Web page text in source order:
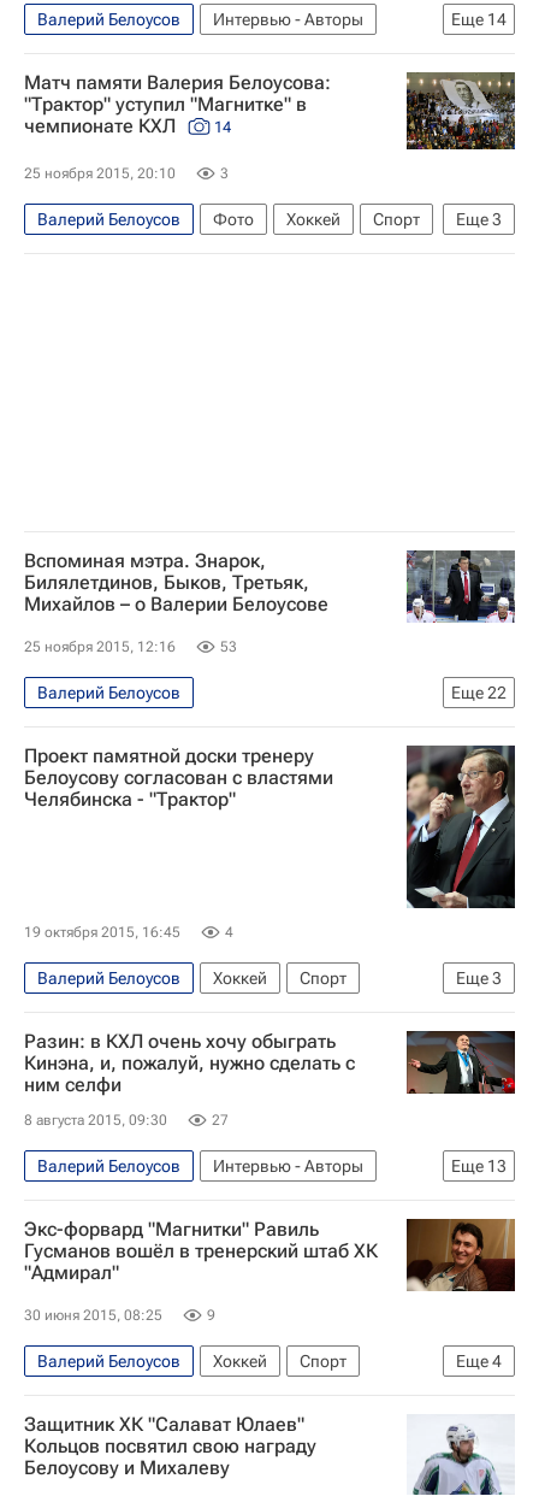
Еще 14
Валерий Белоусов
Интервью - Авторы
Аналитика
Хоккей
Спорт
Игорь Захаркин
Геннадий Цыгуров
Сергей Гомоляко
Андрей Николишин
Анвар Гатиятулин
КХЛ 2025-2026
Авангард
Трактор
Семён Афонасьевский
Матч памяти Валерия Белоусова:
"Трактор" уступил "Магнитке" в
чемпионате КХЛ
14
25 ноября 2015, 20:10 3
Еще3
Валерий Белоусов Фото Хоккей
Спорт
КХЛ 2025-2026
Металлург (Магнитогорск)
Вспоминая мэтра. Знарок,
Билялетдинов, Быков, Третьяк,
Михайлов – о Валерии Белоусове
25 ноября 2015, 12:16 53
Еще22
Валерий Белоусов
Блог редакции РИА Новости Спорт
Хоккей
Спорт
Блоги
Геннадий Величкин
Олег Знарок
Владислав Третьяк
Анатолий Картаев
Павел Езовских
Трактор
Дмитрий Рябыкин
Александр Радулов
Проект памятной доски тренеру
Белоусову согласован с властями
Челябинска - "Трактор"
19 октября 2015, 16:45 4
Еще3
Валерий Белоусов Хоккей
Спорт
Вокруг спорта
КХЛ 2025-2026 Трактор
Разин: в КХЛ очень хочу обыграть
Кинэна, и, пожалуй, нужно сделать с
ним селфи
8 августа 2015, 09:30 27
Еще 13
Валерий Белоусов
Интервью - Авторы
Аналитика
Хоккей
Спорт
Раймо Сумманен
Зинэтула Билялетдинов
Андрей Разин
Ижсталь (Ижевск)
Салават Юлаев
Авангард
Автомобилист
Петр Коукал
Экс-форвард "Магнитки" Равиль
Гусманов вошёл в тренерский штаб ХК
"Адмирал"
30 июня 2015, 08:25 9
Еще4
Валерий Белоусов Хоккей
Спорт
Равиль Гусманов
КХЛ 2025-2026
Адмирал
Металлург (Магнитогорск)
Защитник ХК "Салават Юлаев"
Кольцов посвятил свою награду
Белоусову и Михалеву